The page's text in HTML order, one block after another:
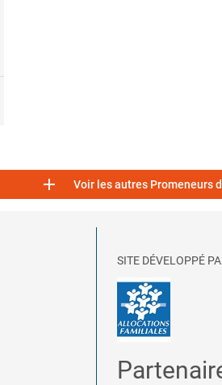
 Voir les autres Promeneurs
SITE DÉVELOPPÉ